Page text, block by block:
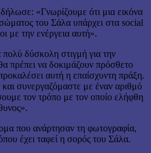
«Γνωρίζουμε ότι μια εικόνα
σώματος του Σάλα υπάρχει στα social
με την ενέργεια αυτή».
δύσκολη στιγμή για την
πρέπει να δοκιμάζουν πρόσθετο
αυτή η επαίσχυντη πράξη.
συνεργαζόμαστε με έναν αριθμό
τον τρόπο με τον οποίο ελήφθη
που ανάρτησαν τη φωτογραφία,
έχει ταφεί η σορός του Σάλα.